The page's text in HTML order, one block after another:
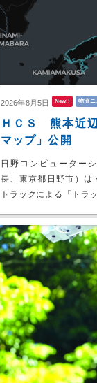
2026年8月5日 New!! 物流ニ
ＨＣＳ 熊本近
マップ」公開
日野コンピューター
長、東京都日野市）は
トラックによる「トラ